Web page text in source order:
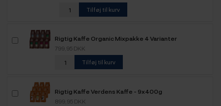
Tilføj til kurv
Rigtig Kaffe Organic Mixpakke 4 Varianter
799,95 DKK
Tilføj til kurv
Rigtig Kaffe Verdens Kaffe - 9x400g
899,95 DKK